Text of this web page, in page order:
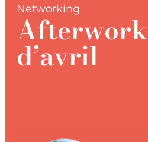
Networking
Afterwork
d’avril